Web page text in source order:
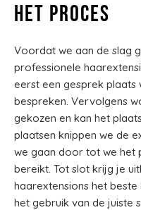
Het proces
Voordat we aan de slag
professionele
eerst een gesprek plaats
bespreken. Vervolgens
gekozen en kan het
plaatsen knippen we de
we gaan door tot we het
bereikt. Tot slot krijg je
haarextensions het
het gebruik van de juiste